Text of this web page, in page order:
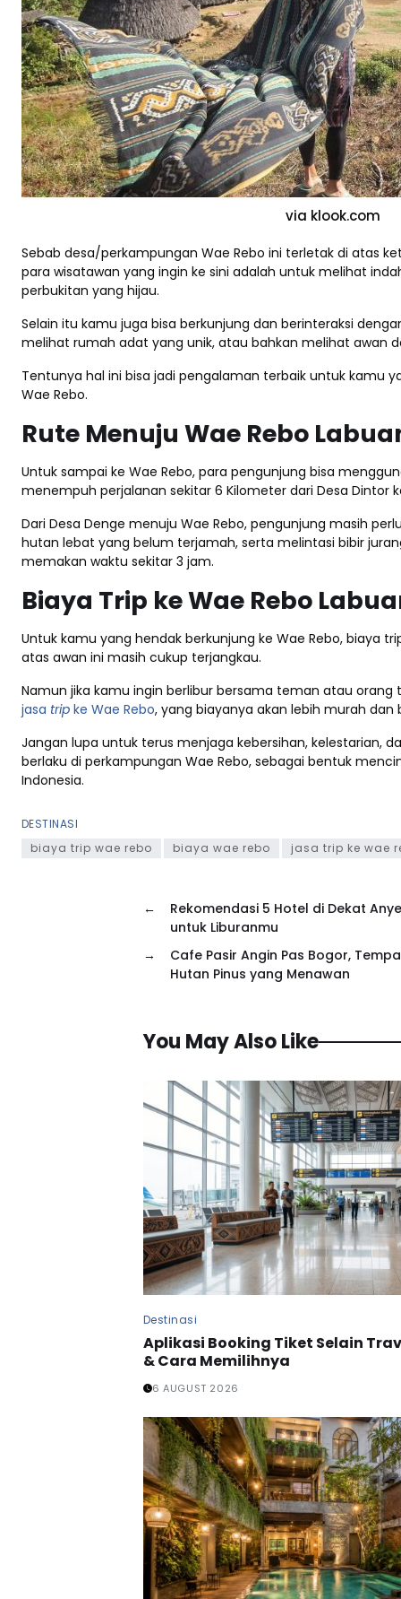
via klook.com
Sebab desa/perkampungan Wae Rebo ini terletak di atas
para wisatawan yang ingin ke sini adalah untuk melihat
perbukitan yang hijau.
Selain itu kamu juga bisa berkunjung dan berinteraksi
melihat rumah adat yang unik, atau bahkan melihat awan
Tentunya hal ini bisa jadi pengalaman terbaik untuk kamu
Wae Rebo.
Rute Menuju Wae Rebo
Untuk sampai ke Wae Rebo, para pengunjung bisa
menempuh perjalanan sekitar 6 Kilometer dari Desa Dintor
Dari Desa Denge menuju Wae Rebo, pengunjung masih
hutan lebat yang belum terjamah, serta melintasi bibir
memakan waktu sekitar 3 jam.
Biaya Trip ke Wae Rebo
Untuk kamu yang hendak berkunjung ke Wae Rebo, biaya
atas awan ini masih cukup terjangkau.
Namun jika kamu ingin berlibur bersama teman atau
jasa trip ke Wae Rebo, yang biayanya akan lebih murah dan
Jangan lupa untuk terus menjaga kebersihan, kelestarian,
berlaku di perkampungan Wae Rebo, sebagai bentuk
Indonesia.
DESTINASI
biaya trip wae rebo
biaya wae rebo jasa trip ke wae
←
Rekomendasi 5 Hotel di Dekat
untuk Liburanmu
→
Cafe Pasir Angin Pas Bogor,
Hutan Pinus yang Menawan
You May Also Like
Destinasi
Aplikasi Booking Tiket Selain
& Cara Memilihnya
6 AUGUST 2026